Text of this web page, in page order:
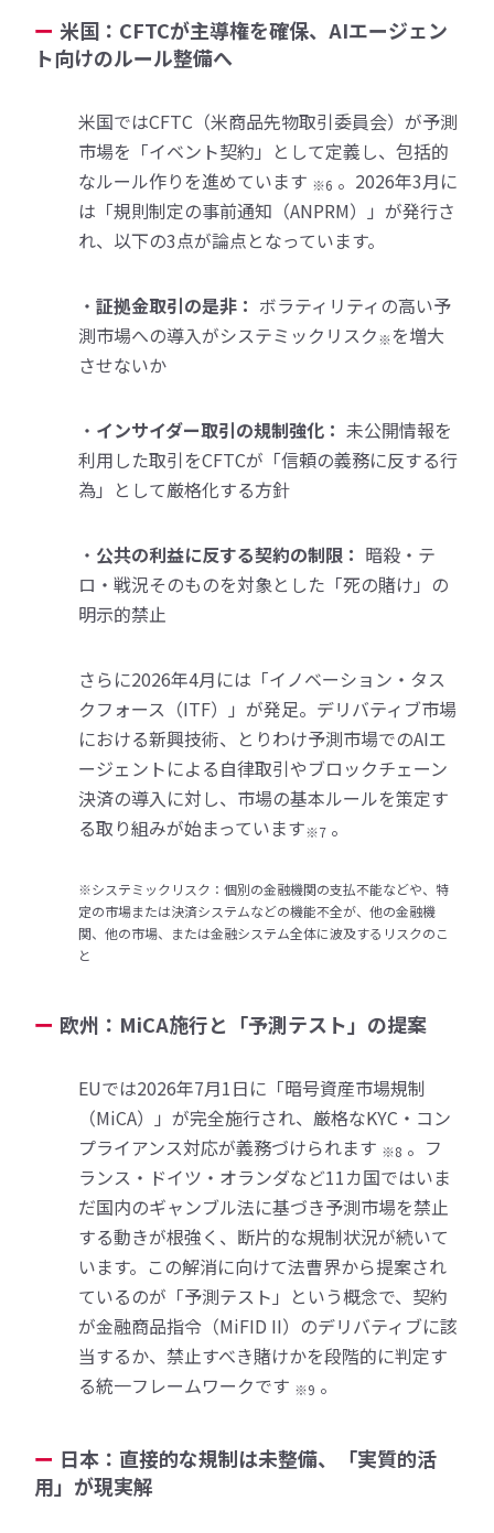
米国：CFTCが主導権を確保、AIエージェン
ト向けのルール整備へ
米国ではCFTC（米商品先物取引委員会）が予測
市場を「イベント契約」として定義し、包括的
なルール作りを進めています ※6 。2026年3月に
は「規則制定の事前通知（ANPRM）」が発行さ
れ、以下の3点が論点となっています。
・証拠金取引の是非： ボラティリティの高い予
測市場への導入がシステミックリスク※を増大
させないか
・ インサイダー取引の規制強化： 未公開情報を
利用した取引をCFTCが「信頼の義務に反する行
為」として厳格化する方針
・ 公共の利益に反する契約の制限： 暗殺・テ
ロ・戦況そのものを対象とした「死の賭け」の
明示的禁止
さらに2026年4月には「イノベーション・タス
クフォース（ITF）」が発足。デリバティブ市場
における新興技術、とりわけ予測市場でのAIエ
ージェントによる自律取引やブロックチェーン
決済の導入に対し、市場の基本ルールを策定す
る取り組みが始まっています※7 。
※システミックリスク：個別の金融機関の支払不能などや、特
定の市場または決済システムなどの機能不全が、他の金融機
関、他の市場、または金融システム全体に波及するリスクのこ
と
欧州：MiCA施行と「予測テスト」の提案
EUでは2026年7月1日に「暗号資産市場規制
（MiCA）」が完全施行され、厳格なKYC・コン
プライアンス対応が義務づけられます ※8 。フ
ランス・ドイツ・オランダなど11カ国ではいま
だ国内のギャンブル法に基づき予測市場を禁止
する動きが根強く、断片的な規制状況が続いて
います。この解消に向けて法曹界から提案され
ているのが「予測テスト」という概念で、契約
が金融商品指令（MiFID II）のデリバティブに該
当するか、禁止すべき賭けかを段階的に判定す
る統一フレームワークです ※9 。
日本：直接的な規制は未整備、「実質的活
用」が現実解